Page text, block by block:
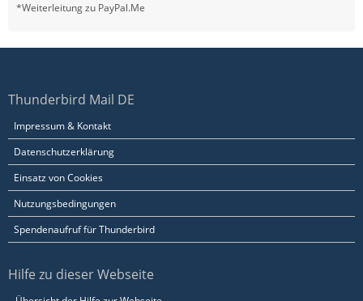
*Weiterleitung zu PayPal.Me
Thunderbird Mail DE
Impressum & Kontakt
Datenschutzerklärung
Einsatz von Cookies
Nutzungsbedingungen
Spendenaufruf für Thunderbird
Hilfe zu dieser Webseite